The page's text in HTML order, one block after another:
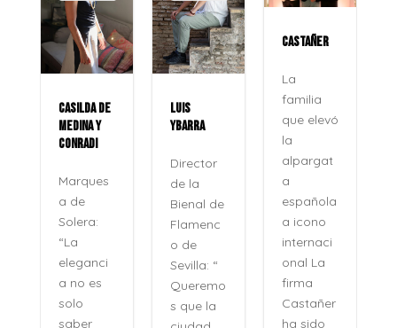
CASILDA DE
MEDINA Y
CONRADI
Marques
a de
Solera:
“La
eleganci
a no es
solo
saber
LUIS
YBARRA
Director
de la
Bienal de
Flamenc
o de
Sevilla: “
Queremo
s que la
CASTAÑER
La
familia
que elevó
la
alpargat
a
española
a icono
internaci
onal La
firma
Castañer
ha sido